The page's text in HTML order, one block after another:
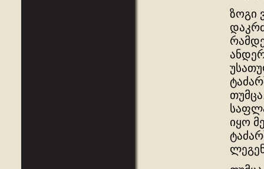
ზოგი
იყო